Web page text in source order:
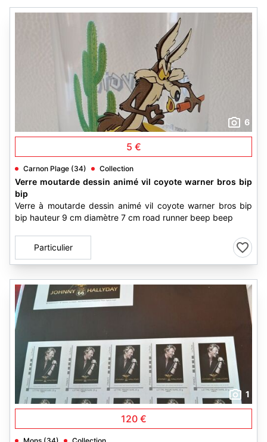
6
5 €
Carnon Plage (34) Collection
Verre moutarde dessin animé vil coyote warner bros bip
bip
Verre à moutarde dessin animé vil coyote warner bros bip
bip hauteur 9 cm diamètre 7 cm road runner beep beep
Particulier
1
120 €